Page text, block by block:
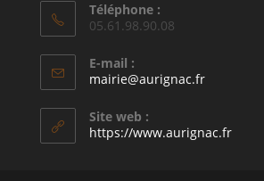
Téléphone :
05.61.98.90.08
E-mail :
mairie@aurignac.frS’ouvre
application
Site web :
https://www.aurignac.fr